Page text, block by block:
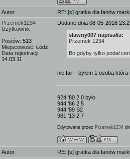
Autor
RE: [s] gratka dla fanów marki
Przemek1234
Użytkownik
Postów: 513
Miejscowość: Łódź
Data rejestracji:
14.03.11
Dodane dnia 08-05-2016
slawny007 napisał/a:
Przemek 1234
Bo gdyby tylko podał
nie fair - byłem 1 osobą
924 '80 2.0 było
944 '86 2.5
944 '89 S2
981 '13 2,7
Edytowane przez Przemek1234
Autor
RE: [s] gratka dla fanów marki